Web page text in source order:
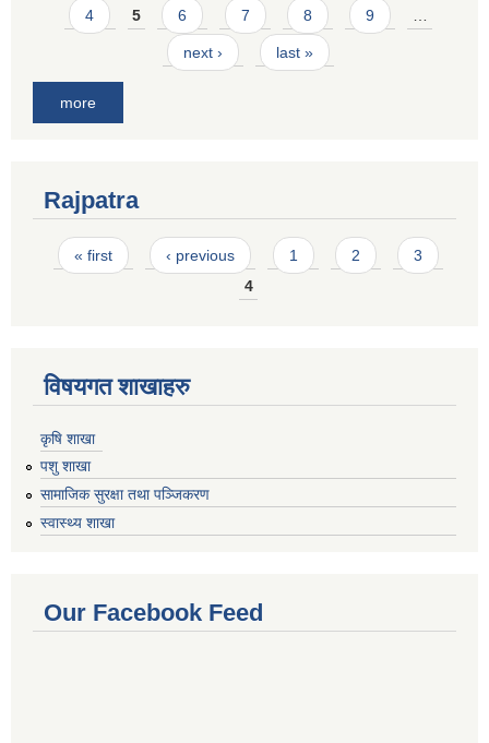
4 5 6 7 8 9
next › last »
more
Rajpatra
Pages
« first ‹ previous 1 2
3
4
विषयगत शाखाहरु
कृषि शाखा
पशु शाखा
सामाजिक सुरक्षा तथा पञ्जिकरण
स्वास्थ्य शाखा
Our Facebook Feed